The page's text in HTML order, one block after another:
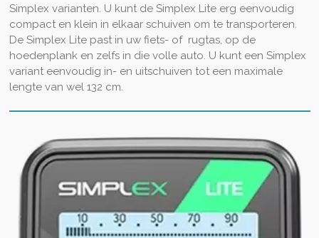
Simplex varianten. U kunt de Simplex Lite erg eenvoudig
compact en klein in elkaar schuiven om te transporteren.
De Simplex Lite past in uw fiets- of rugtas, op de
hoedenplank en zelfs in die volle auto. U kunt een Simplex
variant eenvoudig in- en uitschuiven tot een maximale
lengte van wel 132 cm.